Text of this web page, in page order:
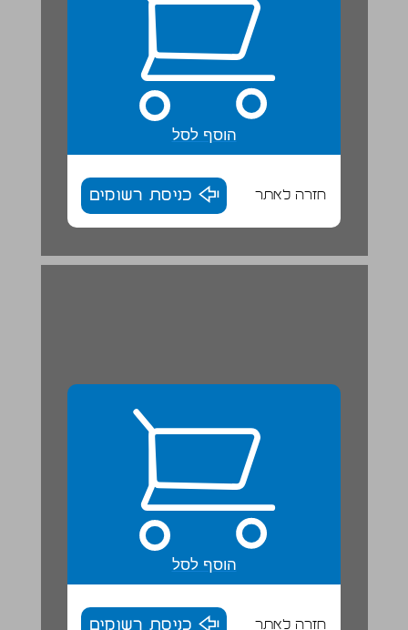
הוסף לסל
חזרה לאתר כניסת רשומים
הוסף לסל
חזרה לאתר כניסת רשומים